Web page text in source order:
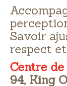
Savoir
respect
Centre
94, King